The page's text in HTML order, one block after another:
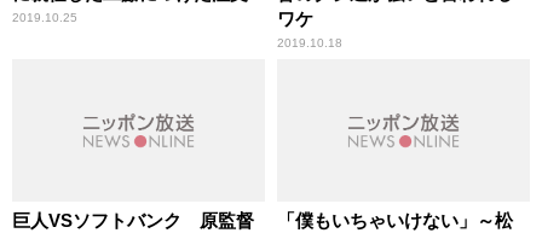
2019.10.25
ワケ
2019.10.18
巨人VSソフトバンク 原監督
「僕もいちゃいけない」～松